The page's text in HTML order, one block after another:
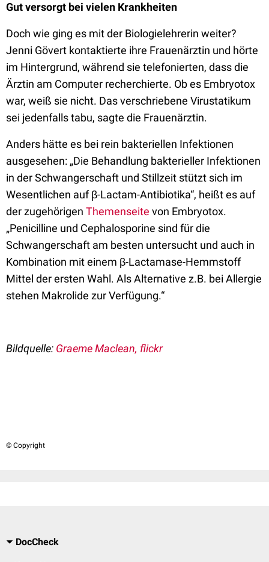
Gut versorgt bei vielen Krankheiten
Doch wie ging es mit der Biologielehrerin weiter?
Jenni Gövert kontaktierte ihre Frauenärztin und hörte
im Hintergrund, während sie telefonierten, dass die
Ärztin am Computer recherchierte. Ob es Embryotox
war, weiß sie nicht. Das verschriebene Virustatikum
sei jedenfalls tabu, sagte die Frauenärztin.
Anders hätte es bei rein bakteriellen Infektionen
ausgesehen: „Die Behandlung bakterieller Infektionen
in der Schwangerschaft und Stillzeit stützt sich im
Wesentlichen auf β-Lactam-Antibiotika“, heißt es auf
der zugehörigen Themenseite von Embryotox.
„Penicilline und Cephalosporine sind für die
Schwangerschaft am besten untersucht und auch in
Kombination mit einem β-Lactamase-Hemmstoff
Mittel der ersten Wahl. Als Alternative z.B. bei Allergie
stehen Makrolide zur Verfügung.“
Bildquelle: Graeme Maclean, flickr
© Copyright
DocCheck